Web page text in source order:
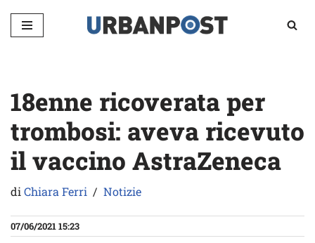
Vai
18enne ricoverata per
trombosi: aveva ricevuto
il vaccino AstraZeneca
diChiara Ferri Notizie
07/06/2021 15:23